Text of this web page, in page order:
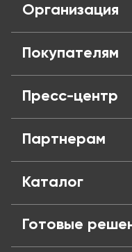
Организация
Отзывы
Адреса
Вакансии
Политика
Публичная
Покупателям
Оплата и
Обмен и
Частые
Пресс-центр
Блог
Партнерам
Каталог
Готовые